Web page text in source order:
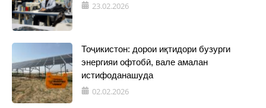
23.02.2026
Тоҷикистон: дорои иқтидори бузурги
энергияи офтобӣ, вале амалан
истифоданашуда
02.02.2026